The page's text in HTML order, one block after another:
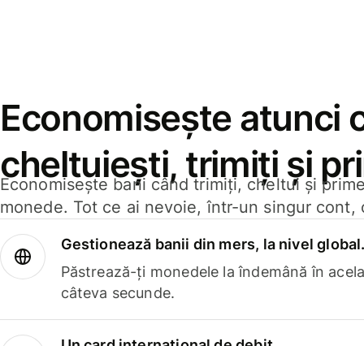
Economisește atunci
cheltuiești, trimiți și
Economisește bani când trimiți, cheltui și
monede. Tot ce ai nevoie, într-un singur cont,
Gestionează banii din mers, la nivel
Păstrează-ți monedele la îndemână în
câteva secunde.